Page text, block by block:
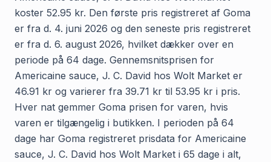
koster 52.95 kr. Den første pris registreret af Goma
er fra d. 4. juni 2026 og den seneste pris registreret
er fra d. 6. august 2026, hvilket dækker over en
periode på 64 dage. Gennemsnitsprisen for
Americaine sauce, J. C. David hos Wolt Market er
46.91 kr og varierer fra 39.71 kr til 53.95 kr i pris.
Hver nat gemmer Goma prisen for varen, hvis
varen er tilgængelig i butikken. I perioden på 64
dage har Goma registreret prisdata for Americaine
sauce, J. C. David hos Wolt Market i 65 dage i alt,